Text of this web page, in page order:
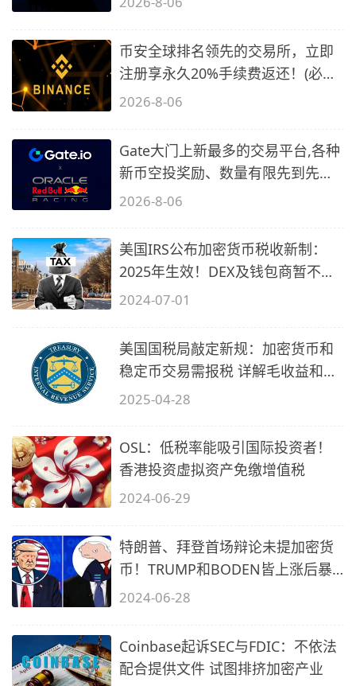
币安全球排名领先的交易所，立即
注册享永久20%手续费返还！(必备
2)
2026-8-06
Gate大门上新最多的交易平台,各种
新币空投奖励、数量有限先到先
得…
2026-8-06
美国IRS公布加密货币税收新制：
2025年生效！DEX及钱包商暂不纳
管
2024-07-01
美国国税局敲定新规：加密货币和
稳定币交易需报税 详解毛收益和基
础报
2025-04-28
OSL：低税率能吸引国际投资者！
香港投资虚拟资产免缴增值税
2024-06-29
特朗普、拜登首场辩论未提加密货
币！TRUMP和BODEN皆上涨后暴
跌
2024-06-28
Coinbase起诉SEC与FDIC：不依法
配合提供文件 试图排挤加密产业